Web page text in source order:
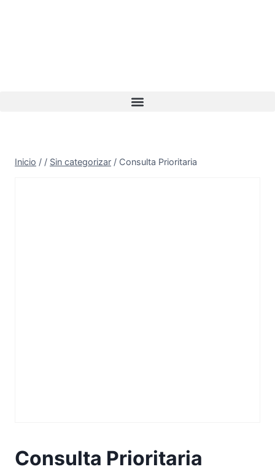
Inicio / / Sin categorizar / Consulta Prioritaria
Consulta Prioritaria